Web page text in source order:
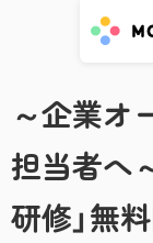
～企業オ
担当者へ
研修」無